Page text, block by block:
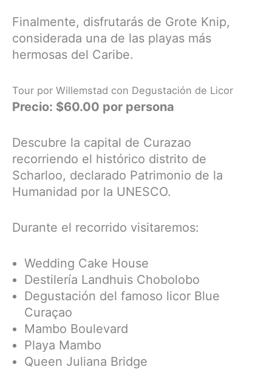
Finalmente, disfrutarás de Grote Knip,
considerada una de las playas más
hermosas del Caribe.
Tour por Willemstad con Degustación de Licor
Precio: $60.00 por persona
Descubre la capital de Curazao
recorriendo el histórico distrito de
Scharloo, declarado Patrimonio de la
Humanidad por la UNESCO.
Durante el recorrido visitaremos:
Wedding Cake House
Destilería Landhuis Chobolobo
Degustación del famoso licor Blue
Curaçao
Mambo Boulevard
Playa Mambo
Queen Juliana Bridge